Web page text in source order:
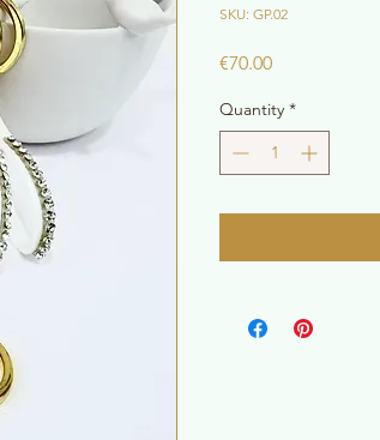
SKU: GP.02
€70.00Price
Quantity *